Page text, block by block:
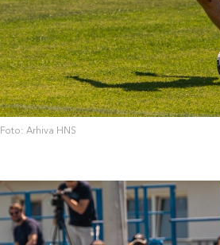
Foto: Arhiva HNS